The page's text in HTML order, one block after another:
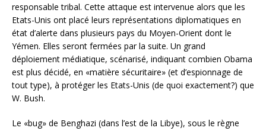
responsable tribal. Cette attaque est intervenue alors que les
Etats-Unis ont placé leurs représentations diplomatiques en
état d’alerte dans plusieurs pays du Moyen-Orient dont le
Yémen. Elles seront fermées par la suite. Un grand
déploiement médiatique, scénarisé, indiquant combien Obama
est plus décidé, en «matière sécuritaire» (et d’espionnage de
tout type), à protéger les Etats-Unis (de quoi exactement?) que
W. Bush.
Le «bug» de Benghazi (dans l’est de la Libye), sous le règne